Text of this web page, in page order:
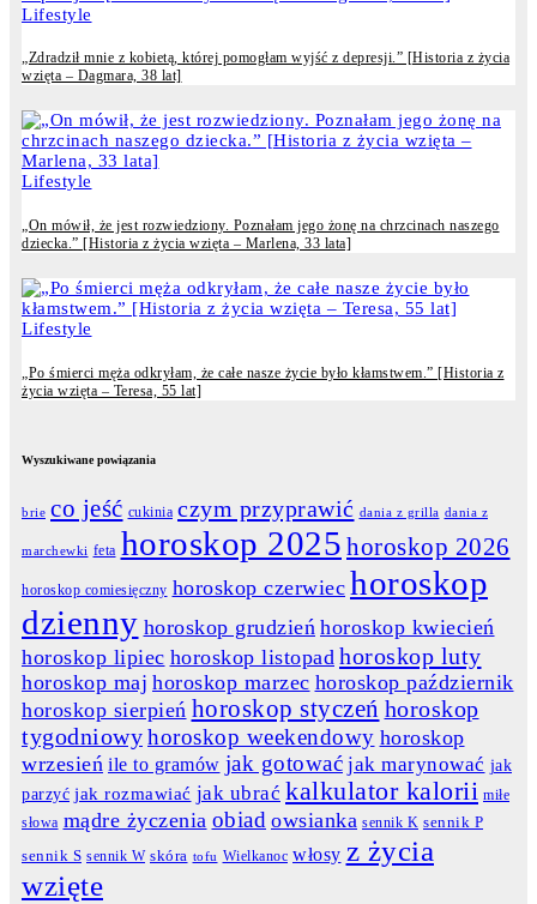
Lifestyle
„Zdradził mnie z kobietą, której pomogłam wyjść z depresji.” [Historia z życia
wzięta – Dagmara, 38 lat]
Lifestyle
„On mówił, że jest rozwiedziony. Poznałam jego żonę na chrzcinach naszego
dziecka.” [Historia z życia wzięta – Marlena, 33 lata]
Lifestyle
„Po śmierci męża odkryłam, że całe nasze życie było kłamstwem.” [Historia z
życia wzięta – Teresa, 55 lat]
Wyszukiwane powiązania
brie co jeść cukinia czym przyprawić dania z grilla dania z
marchewki feta horoskop 2025 horoskop 2026
horoskop comiesięczny horoskop czerwiec horoskop
dzienny horoskop grudzień horoskop kwiecień
horoskop lipiec horoskop listopad horoskop luty
horoskop maj horoskop marzec horoskop październik
horoskop sierpień horoskop styczeń horoskop
tygodniowyhoroskop weekendowy horoskop
wrzesień ile to gramów jak gotować jak marynować jak
parzyć jak rozmawiać jak ubrać kalkulator kalorii miłe
słowa mądre życzenia obiad owsianka sennik K sennik P
sennik S sennik W skóra tofu Wielkanoc włosy z życia
wzięte